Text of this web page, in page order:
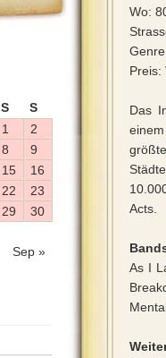
Wo:
Preis:
Das
Acts.
As I
S S
Sep »
1
2
8
9
15
16
22
23
29
30